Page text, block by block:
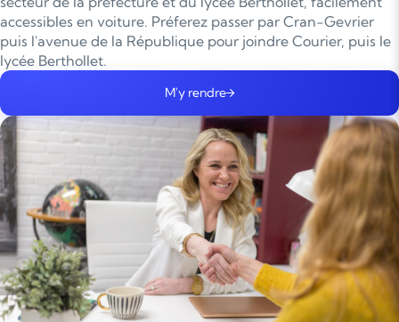
accessibles en voiture. Préferez passer par Cran-Gevrier
puis l'avenue de la République pour joindre Courier, puis le
lycée Berthollet.
M'y rendre